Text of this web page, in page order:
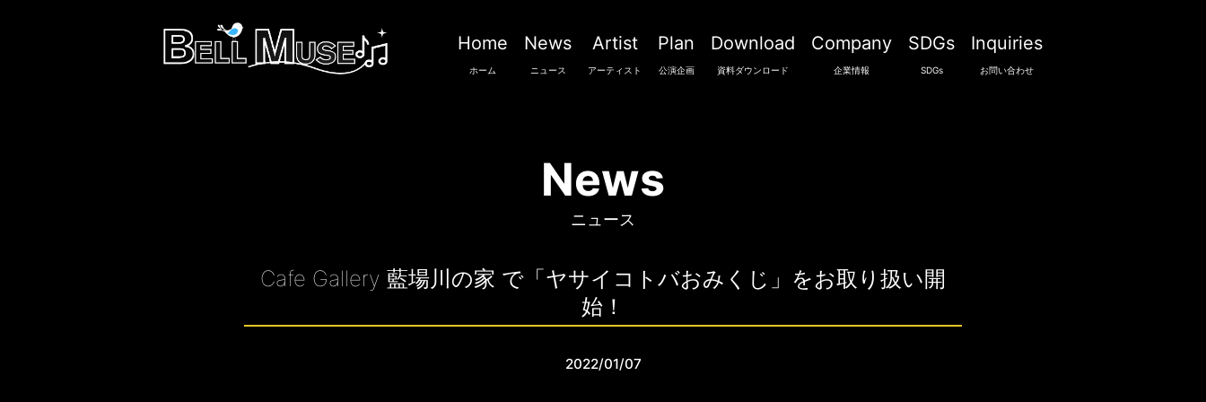
Home
ホーム
News
ニュース
Artist
アーティスト
Plan
公演企画
Download
資料ダウンロード
Company
企業情報
SDGs
SDGs
Inquiries
お問い合わせ
News
ニュース
Cafe Gallery 藍場川の家 で「ヤサイコトバおみくじ」をお取り扱い開
始！
2022/01/07